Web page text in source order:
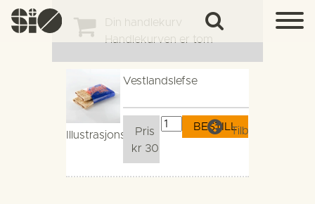
Din handlekurv
Handlekurven er tom
Illustrasjonsbilde
Vestlandslefse
Pris
kr 30
Tilbake